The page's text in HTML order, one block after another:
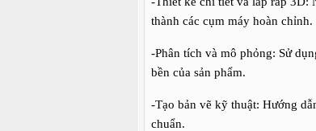
thành các cụm máy hoàn chỉnh.
-Phân tích và mô phỏng: Sử
bền của sản phẩm.
-Tạo bản vẽ kỹ thuật: Hướng
chuẩn.